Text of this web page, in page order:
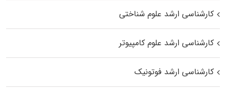
کارشناسی ارشد علوم شناختی
کارشناسی ارشد علوم کامپیوتر
کارشناسی ارشد فوتونیک